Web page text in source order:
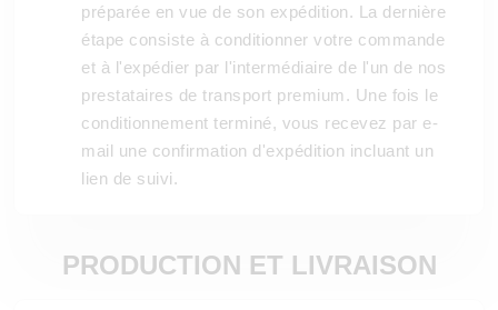
préparée en vue de son expédition. La dernière
étape consiste à conditionner votre commande
et à l'expédier par l'intermédiaire de l'un de nos
prestataires de transport premium. Une fois le
conditionnement terminé, vous recevez par e-
mail une confirmation d'expédition incluant un
lien de suivi.
PRODUCTION ET LIVRAISON